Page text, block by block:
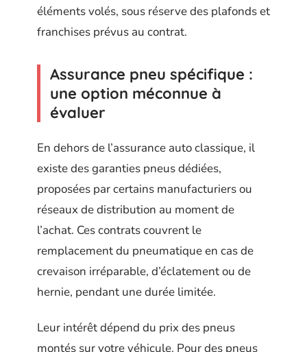
éléments volés, sous réserve des plafonds et
franchises prévus au contrat.
Assurance pneu spécifique :
une option méconnue à
évaluer
En dehors de l’assurance auto classique, il
existe des garanties pneus dédiées,
proposées par certains manufacturiers ou
réseaux de distribution au moment de
l’achat. Ces contrats couvrent le
remplacement du pneumatique en cas de
crevaison irréparable, d’éclatement ou de
hernie, pendant une durée limitée.
Leur intérêt dépend du prix des pneus
montés sur votre véhicule. Pour des pneus